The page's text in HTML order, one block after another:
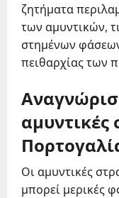
ζητήματα
των αμυντικών,
στημένων
πειθαρχίας των
αμυντικές
Οι αμυντικές
μπορεί μερικές